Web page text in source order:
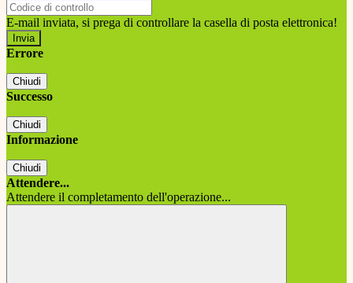
E-mail inviata, si prega di controllare la casella di posta elettronica!
Errore
Chiudi
Successo
Chiudi
Informazione
Chiudi
Attendere...
Attendere il completamento dell'operazione...